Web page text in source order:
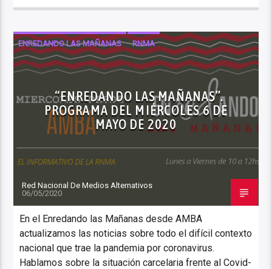
ENREDANDO LAS MAÑANAS RNMA
“ENREDANDO LAS MAÑANAS”.
PROGRAMA DEL MIÉRCOLES 6 DE
MAYO DE 2020
Red Nacional De Medios Alternativos
06/05/2020
En el Enredando las Mañanas desde AMBA
actualizamos las noticias sobre todo el difícil contexto
nacional que trae la pandemia por coronavirus.
Hablamos sobre la situación carcelaria frente al Covid-